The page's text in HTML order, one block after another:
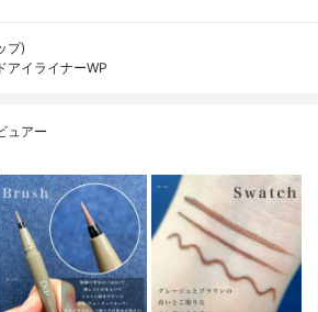
プ)
アイライナーWP
ュアー